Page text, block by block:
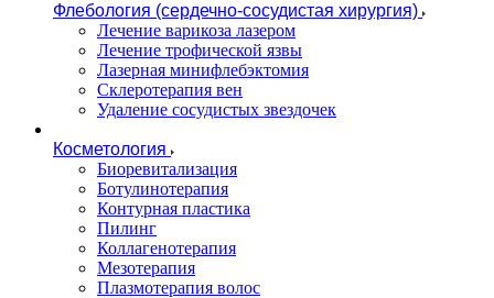
Флебология (сердечно-сосудистая хирургия)
Лечение варикоза лазером
Лечение трофической язвы
Лазерная минифлебэктомия
Cклеротерапия вен
Удаление сосудистых звездочек
Косметология
Биоревитализация
Ботулинотерапия
Контурная пластика
Пилинг
Коллагенотерапия
Мезотерапия
Плазмотерапия волос